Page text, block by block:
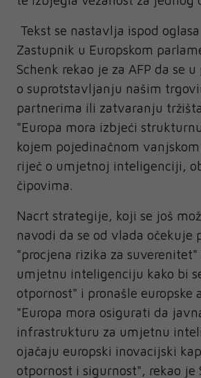
Tekst se nastavlja ispod oglasa
Zastupnik u Europskom
Schenk rekao je za AFP da se
o suprotstavljanju našim
partnerima ili zatvaranju
"Europa mora izbjeći
kojem pojedinačnom
riječ o umjetnoj inteligenciji,
čipovima.
Nacrt strategije, koji se još
navodi da se od vlada očekuje
"procjena rizika za suverenitet"
umjetnu inteligenciju kako bi
otpornost" i pronašle europske
"Europa mora osigurati da
infrastrukturu za umjetnu
ojačaju europski inovacijski
otpornost i sigurnost", rekao je